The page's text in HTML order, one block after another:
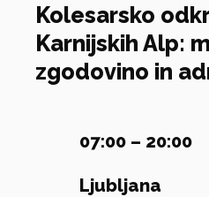
Kolesarsko
Karnijskih Alp:
zgodovino in
07:00 – 20:00
Ljubljana